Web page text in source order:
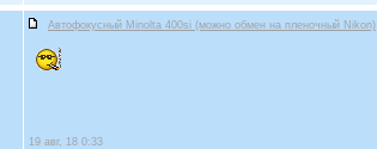
Автофокусный Minolta 400si (можно обмен на пленочный Nikon)
19 авг, 18 0:33